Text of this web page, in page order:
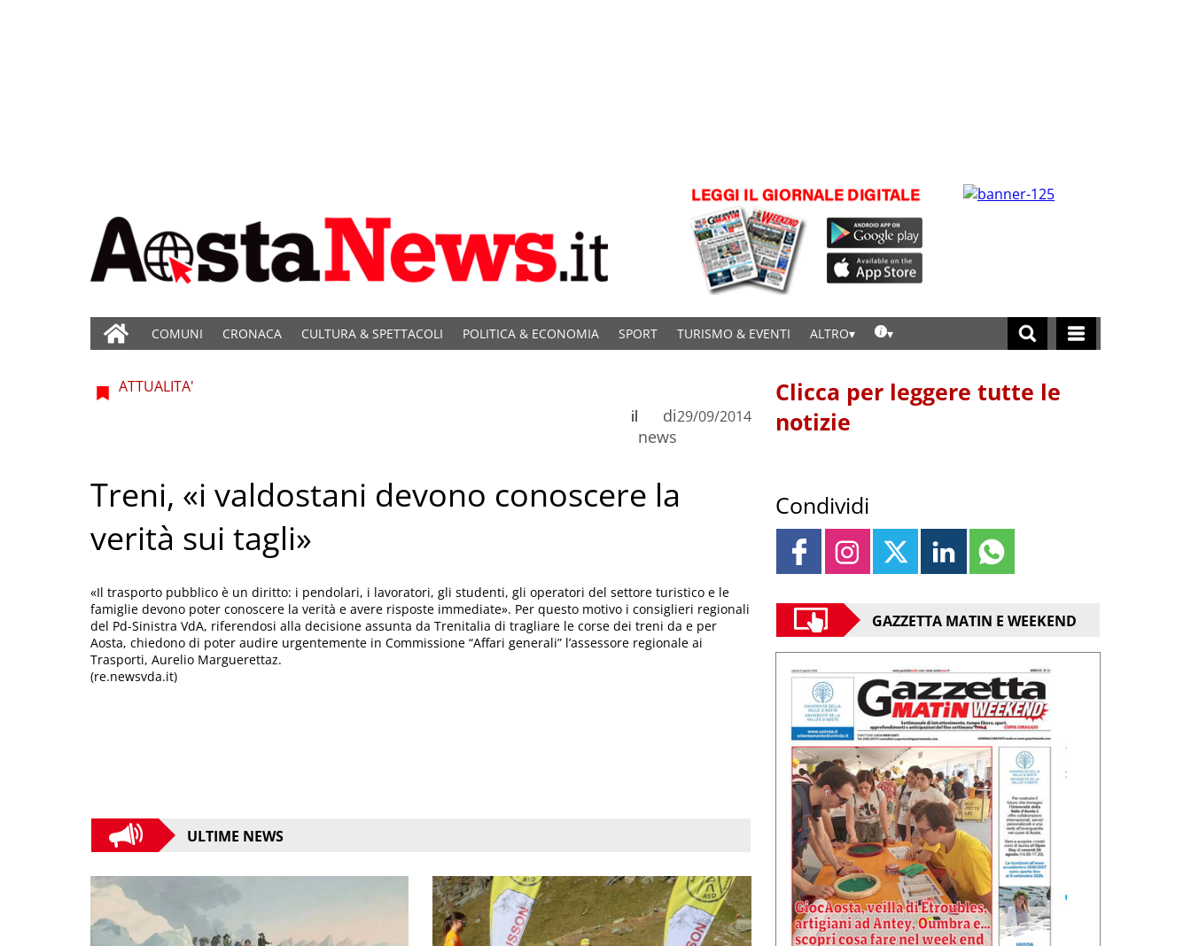
COMUNI CRONACA CULTURA & SPETTACOLI POLITICA & ECONOMIA SPORT TURISMO & EVENTI ALTRO
ATTUALITA'
di
news
il 29/09/2014
Treni, «i valdostani devono conoscere la
verità sui tagli»
«Il trasporto pubblico è un diritto: i pendolari, i lavoratori, gli studenti, gli operatori del settore turistico e le
famiglie devono poter conoscere la verità e avere risposte immediate». Per questo motivo i consiglieri regionali
del Pd-Sinistra VdA, riferendosi alla decisione assunta da Trenitalia di tragliare le corse dei treni da e per
Aosta, chiedono di poter audire urgentemente in Commissione “Affari generali” l’assessore regionale ai
Trasporti, Aurelio Marguerettaz.
(re.newsvda.it)
ULTIME NEWS
Clicca per leggere tutte le
notizie
Condividi
GAZZETTA MATIN E WEEKEND